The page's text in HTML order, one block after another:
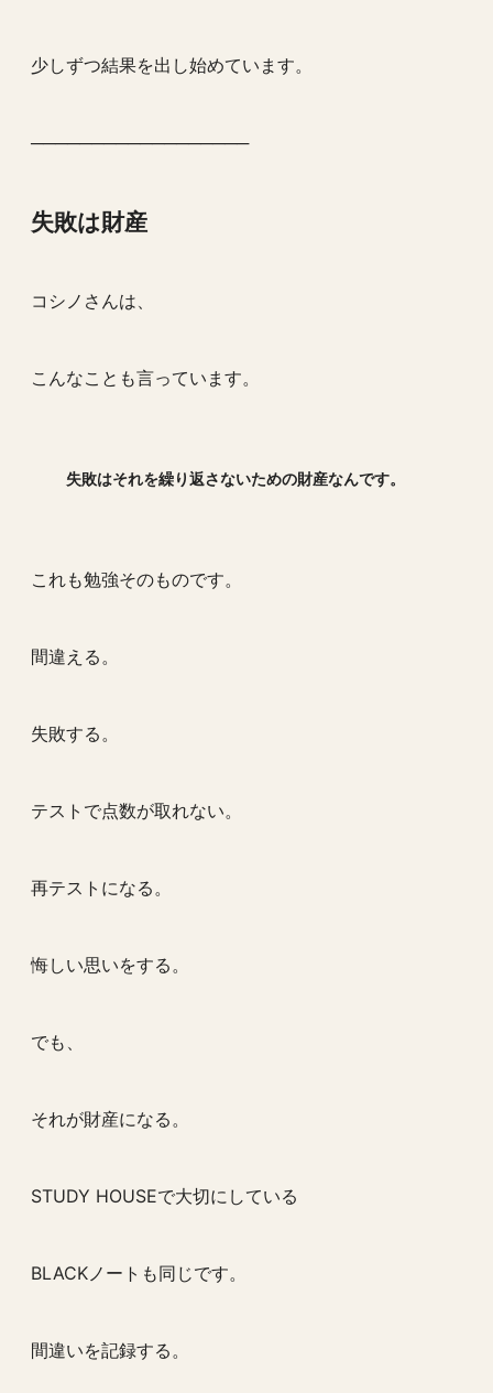
少しずつ結果を出し始めています。
──────────────────
失敗は財産
コシノさんは、
こんなことも言っています。
失敗はそれを繰り返さないための財産なんです。
これも勉強そのものです。
間違える。
失敗する。
テストで点数が取れない。
再テストになる。
悔しい思いをする。
でも、
それが財産になる。
STUDY HOUSEで大切にしている
BLACKノートも同じです。
間違いを記録する。